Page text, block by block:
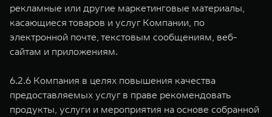
рекламные или другие маркетинговые материалы,
касающиеся товаров и услуг Компании, по
электронной почте, текстовым сообщениям, веб-
сайтам и приложениям.
6.2.6 Компания в целях повышения качества
предоставляемых услуг в праве рекомендовать
продукты, услуги и мероприятия на основе собранной